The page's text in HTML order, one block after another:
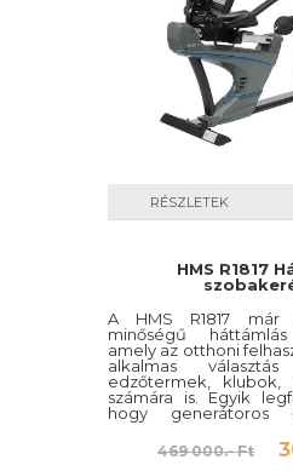
RÉSZLETEK
HMS R1817
A HMS R1817 már
minőségű
amely az otthoni
alkalmas
edzőtermek, klubok,
számára is. Egyik
hogy generátoros
szerelve, melynek
magunk termeljük
áramot a gép
469 000.- Ft